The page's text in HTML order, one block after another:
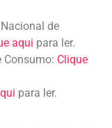
de
aqui para ler.
Consumo: Clique
para ler.